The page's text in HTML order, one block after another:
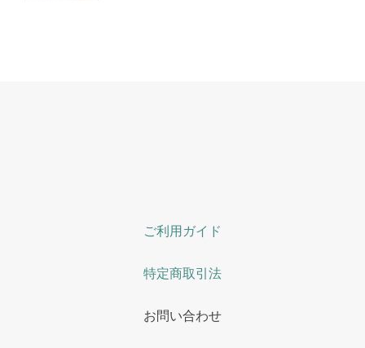
ご利用ガイド
特定商取引法
お問い合わせ